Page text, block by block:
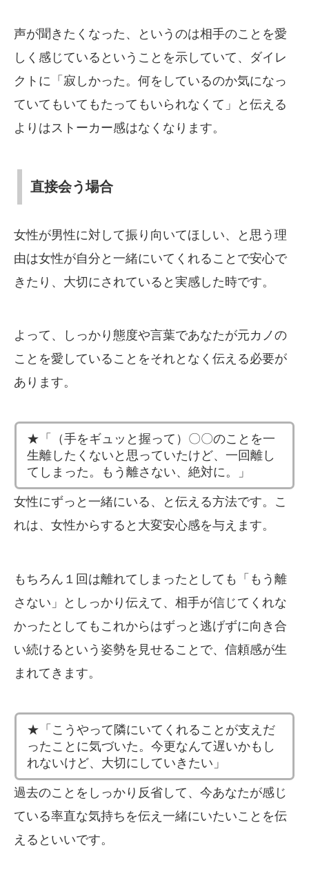
声が聞きたくなった、というのは相手のことを愛
しく感じているということを示していて、ダイレ
クトに「寂しかった。何をしているのか気になっ
ていてもいてもたってもいられなくて」と伝える
よりはストーカー感はなくなります。
直接会う場合
女性が男性に対して振り向いてほしい、と思う理
由は女性が自分と一緒にいてくれることで安心で
きたり、大切にされていると実感した時です。
よって、しっかり態度や言葉であなたが元カノの
ことを愛していることをそれとなく伝える必要が
あります。
★「（手をギュッと握って）〇〇のことを一
生離したくないと思っていたけど、一回離し
てしまった。もう離さない、絶対に。」
女性にずっと一緒にいる、と伝える方法です。こ
れは、女性からすると大変安心感を与えます。
もちろん１回は離れてしまったとしても「もう離
さない」としっかり伝えて、相手が信じてくれな
かったとしてもこれからはずっと逃げずに向き合
い続けるという姿勢を見せることで、信頼感が生
まれてきます。
★「こうやって隣にいてくれることが支えだ
ったことに気づいた。今更なんて遅いかもし
れないけど、大切にしていきたい」
過去のことをしっかり反省して、今あなたが感じ
ている率直な気持ちを伝え一緒にいたいことを伝
えるといいです。